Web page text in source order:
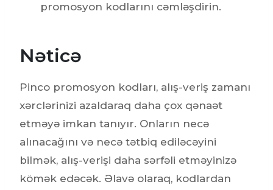
promosyon kodlarını cəmləşdirin.
Nəticə
Pinco promosyon kodları, alış-veriş zamanı
xərclərinizi azaldaraq daha çox qənaət
etməyə imkan tanıyır. Onların necə
alınacağını və necə tətbiq ediləcəyini
bilmək, alış-verişi daha sərfəli etməyinizə
kömək edəcək. Əlavə olaraq, kodlardan